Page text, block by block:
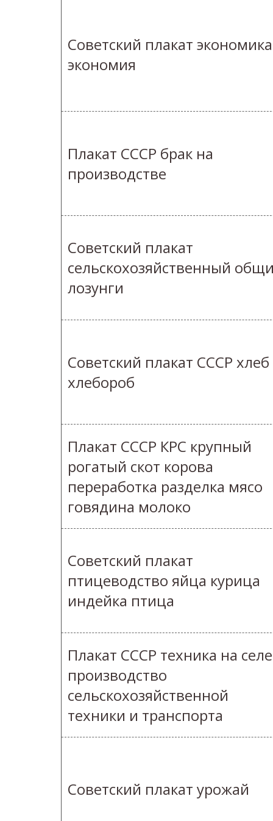
Советский плакат
экономия
Плакат СССР брак на
производстве
Советский плакат
сельскохозяйственный
лозунги
Советский плакат СССР хлеб
хлебороб
Плакат СССР КРС крупный
рогатый скот корова
переработка разделка мясо
говядина молоко
Советский плакат
птицеводство яйца курица
индейка птица
Плакат СССР техника на селе
производство
сельскохозяйственной
техники и транспорта
Советский плакат урожай